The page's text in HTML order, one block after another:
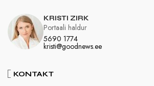
KRISTI ZIRK
5690 1774
kristi@goodnews.ee
Portaali haldur
KONTAKT